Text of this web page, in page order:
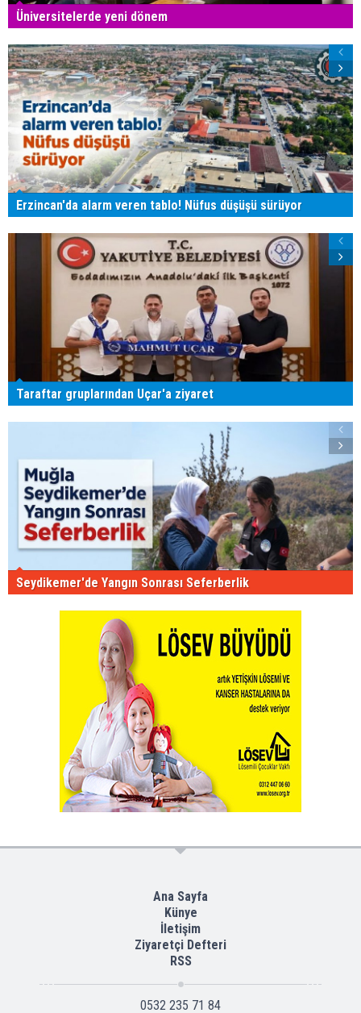
Üniversitelerde yeni dönem
Erzincan'da alarm veren tablo! Nüfus düşüşü sürüyor
Taraftar gruplarından Uçar'a ziyaret
Seydikemer'de Yangın Sonrası Seferberlik
Ana Sayfa
Künye
İletişim
Ziyaretçi Defteri
RSS
0532 235 71 84